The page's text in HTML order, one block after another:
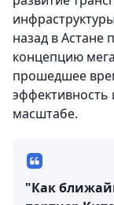
назад в Астане
концепцию
прошедшее
эффективность
масштабе.
"Как